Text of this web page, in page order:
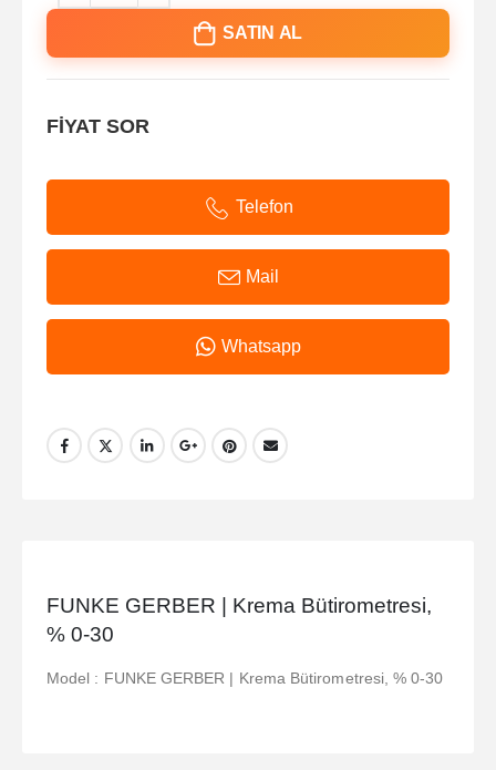
SATIN AL
FİYAT SOR
Telefon
Mail
Whatsapp
FUNKE GERBER | Krema Bütirometresi,
% 0-30
Model : FUNKE GERBER | Krema Bütirometresi, % 0-30